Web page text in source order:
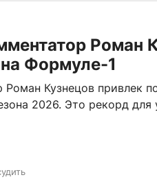
Роман
Формуле-1
Роман Кузнецов привлек
2026. Это рекорд для